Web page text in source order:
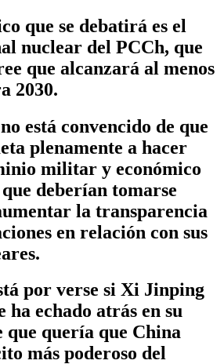
que se debatirá es el
nuclear del PCCh, que
que alcanzará al menos
2030.
está convencido de que
plenamente a hacer
militar y económico
deberían tomarse
la transparencia
en relación con sus
por verse si Xi Jinping
ha echado atrás en su
quería que China
más poderoso del